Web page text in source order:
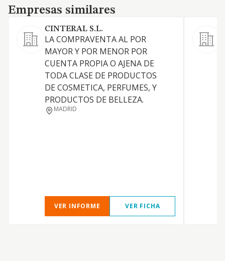
Empresas similares
Empresas similares
CINTERAL S.L.
LA COMPRAVENTA AL POR
MAYOR Y POR MENOR POR
CUENTA PROPIA O AJENA DE
TODA CLASE DE PRODUCTOS
DE COSMETICA, PERFUMES, Y
PRODUCTOS DE BELLEZA.
MADRID
VER INFORME VER FICHA